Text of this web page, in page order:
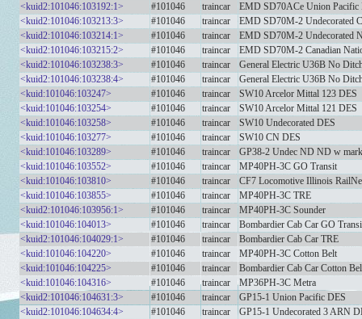
<kuid2:101046:103192:1>
#101046 traincar
EMD SD70ACe Union Pacific
<kuid2:101046:103213:3>
#101046 traincar
EMD SD70M-2 Undecorated
<kuid2:101046:103214:1>
#101046 traincar
EMD SD70M-2 Undecorated
<kuid2:101046:103215:2>
#101046 traincar
EMD SD70M-2 Canadian
<kuid2:101046:103238:3>
#101046 traincar
General Electric U36B No
<kuid2:101046:103238:4>
#101046 traincar
General Electric U36B No
<kuid:101046:103247>
#101046 traincar
SW10 Arcelor Mittal 123 DES
<kuid:101046:103254>
#101046 traincar
SW10 Arcelor Mittal 121 DES
<kuid:101046:103258>
#101046 traincar
SW10 Undecorated DES
<kuid:101046:103277>
#101046 traincar
SW10 CN DES
<kuid:101046:103289>
#101046 traincar
GP38-2 Undec ND ND w
<kuid:101046:103552>
#101046 traincar
MP40PH-3C GO Transit
<kuid:101046:103810>
#101046 traincar
CF7 Locomotive Illinois
<kuid:101046:103855>
#101046 traincar
MP40PH-3C TRE
<kuid2:101046:103956:1>
#101046 traincar
MP40PH-3C Sounder
<kuid:101046:104013>
#101046 traincar
Bombardier Cab Car GO
<kuid2:101046:104029:1>
#101046 traincar
Bombardier Cab Car TRE
<kuid:101046:104220>
#101046 traincar
MP40PH-3C Cotton Belt
<kuid:101046:104225>
#101046 traincar
Bombardier Cab Car Cotton
<kuid:101046:104316>
#101046 traincar
MP36PH-3C Metra
<kuid2:101046:104631:3>
#101046 traincar
GP15-1 Union Pacific DES
<kuid2:101046:104634:4>
#101046 traincar
GP15-1 Undecorated 3 ARN